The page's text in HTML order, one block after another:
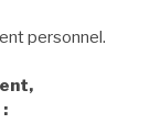
personnel.